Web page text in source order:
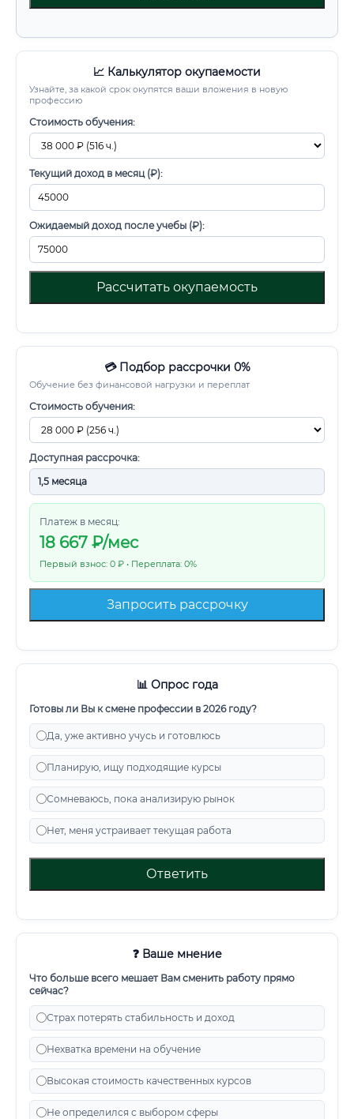
📈 Калькулятор окупаемости
Узнайте, за какой срок окупятся ваши вложения в новую
профессию
Стоимость обучения:
Текущий доход в месяц (₽):
Ожидаемый доход после учебы (₽):
Рассчитать окупаемость
💳 Подбор рассрочки 0%
Обучение без финансовой нагрузки и переплат
Стоимость обучения:
Доступная рассрочка:
Платеж в месяц:
18 667 ₽/мес
Первый взнос: 0 ₽ • Переплата: 0%
Запросить рассрочку
📊 Опрос года
Готовы ли Вы к смене профессии в 2026 году?
Да, уже активно учусь и готовлюсь
Планирую, ищу подходящие курсы
Сомневаюсь, пока анализирую рынок
Нет, меня устраивает текущая работа
Ответить
❓ Ваше мнение
Что больше всего мешает Вам сменить работу прямо
сейчас?
Страх потерять стабильность и доход
Нехватка времени на обучение
Высокая стоимость качественных курсов
Не определился с выбором сферы